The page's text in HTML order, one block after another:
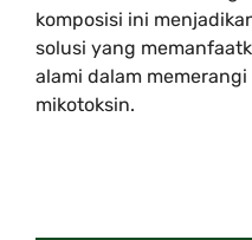
komposisi ini
solusi yang
alami dalam
mikotoksin.